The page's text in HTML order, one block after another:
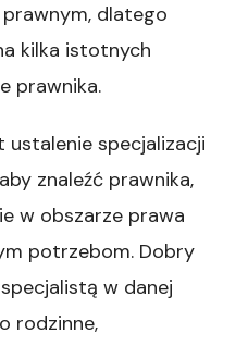
dlatego
kilka istotnych
prawnika.
ustalenie specjalizacji
znaleźć prawnika,
w obszarze prawa
potrzebom. Dobry
w danej
rodzinne,